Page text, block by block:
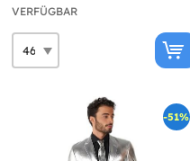
VERFÜGBAR
-51%